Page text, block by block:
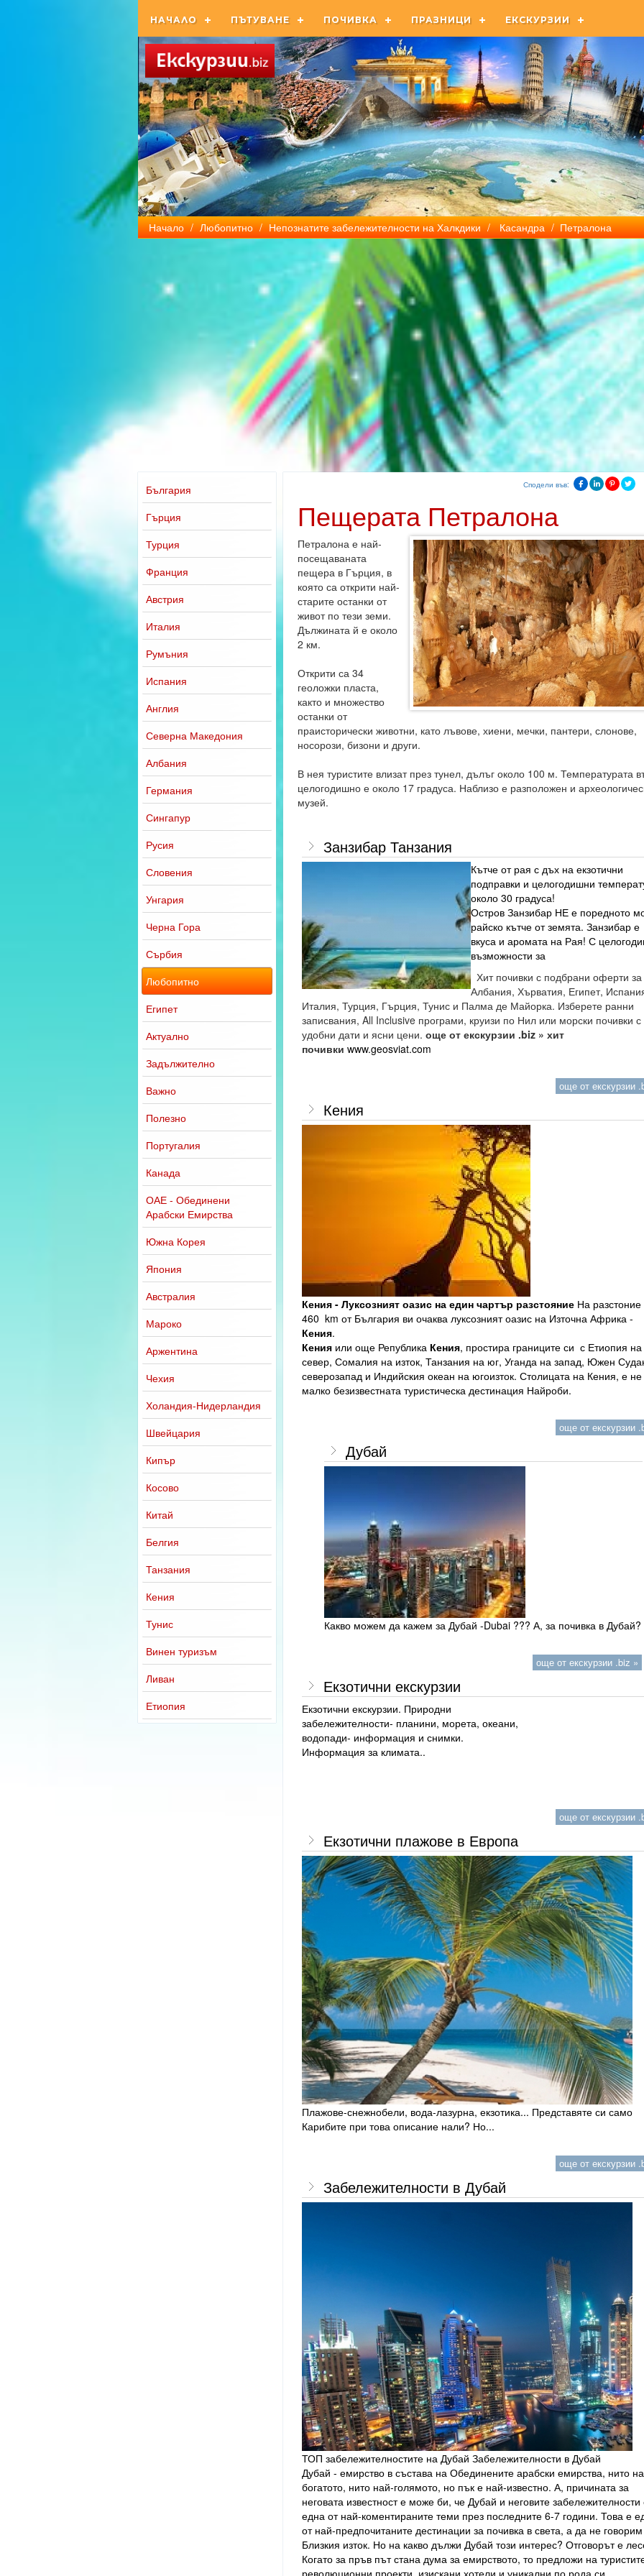
НАЧАЛО ПЪТУВАНЕ ПОЧИВКА ПРАЗНИЦИ ЕКСКУРЗИИ
Начало / Любопитно / Непознатите забележителности на Халкдики / Касандра / Петралона
България
Гърция
Турция
Франция
Австрия
Италия
Румъния
Испания
Англия
Северна Македония
Албания
Германия
Сингапур
Русия
Словения
Унгария
Черна Гора
Сърбия
Любопитно
Египет
Актуално
Задължително
Важно
Полезно
Португалия
Канада
ОАЕ - Обединени
Арабски Емирства
Южна Корея
Япония
Австралия
Мароко
Аржентина
Чехия
Холандия-Нидерландия
Швейцария
Кипър
Косово
Китай
Белгия
Танзания
Кения
Тунис
Винен туризъм
Ливан
Етиопия
Сподели във:
Пещерата Петралона
Петралона е най-
посещаваната
пещера в Гърция, в
която са открити най-
старите останки от
живот по тези земи.
Дължината й е около
2 км.
Открити са 34
геоложки пласта,
както и множество
останки от
праисторически животни, като лъвове, хиени, мечки, пантери, слонове,
носорози, бизони и други.
В нея туристите влизат през тунел, дълъг около 100 м. Температурата
целогодишно е около 17 градуса. Наблизо е разположен и
музей.
Занзибар Танзания
Кътче от рая с дъх на екзотични
подправки и целогодишни
около 30 градуса!
Остров Занзибар НЕ е поредното
райско кътче от земята. Занзибар е
вкуса и аромата на Рая! С
възможности за
Хит почивки с подбрани оферти за
Албания, Хърватия, Египет,
Италия, Турция, Гърция, Тунис и Палма де Майорка. Изберете ранни
записвания, All Inclusive програми, круизи по Нил или морски почивки с
удобни дати и ясни цени. още от екскурзии .biz » хит
почивки www.geosviat.com
още от екскурзии
Кения
Кения - Луксозният оазис на един чартър разстояниеНа разстоние
460 km от България ви очаква луксозният оазис на Източна Африка -
Кения.
Кенияили още Република Кения, простира границите си с Етиопия на
север, Сомалия на изток, Танзания на юг, Уганда на запад, Южен
северозапад и Индийския океан на югоизток. Столицата на Кения, е не
малко безизвестната туристическа дестинация Найроби.
още от екскурзии
Дубай
Какво можем да кажем за Дубай -Dubai ??? А, за почивка в Дубай?
още от екскурзии .biz »
Екзотични екскурзии
Екзотични екскурзии. Природни
забележителности- планини, морета, океани,
водопади- информация и снимки.
Информация за климата..
още от екскурзии
Екзотични плажове в Европа
Плажове-снежнобели, вода-лазурна, екзотика... Представяте си само
Карибите при това описание нали? Но...
още от екскурзии
Забележителности в Дубай
ТОП забележителностите на Дубай Забележителности в Дубай
Дубай - емирство в състава на Обединените арабски емирства, нито
богатото, нито най-голямото, но пък е най-известно. А, причината за
неговата известност е може би, че Дубай и неговите забележителности
една от най-коментираните теми през последните 6-7 години. Това е
от най-предпочитаните дестинации за почивка в света, а да не
Близкия изток. Но на какво дължи Дубай този интерес? Отговорът е
Когато за пръв път стана дума за емирството, то предложи на
революционни проекти, изискани хотели и уникални по рода си